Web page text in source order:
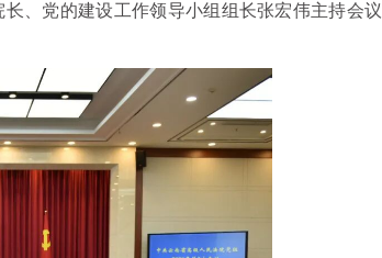
、党的建设工作领导小组组长张宏伟主持会议